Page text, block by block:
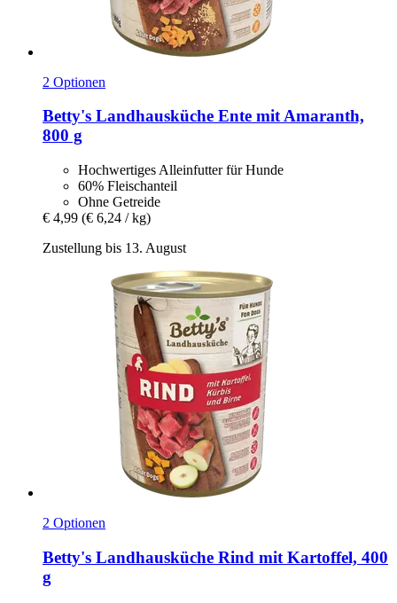
2 Optionen
Betty's Landhausküche Ente mit Amaranth,
800 g
Hochwertiges Alleinfutter für Hunde
60% Fleischanteil
Ohne Getreide
€ 4,99 (€ 6,24 / kg)
Zustellung bis 13. August
2 Optionen
Betty's Landhausküche Rind mit Kartoffel, 400
g